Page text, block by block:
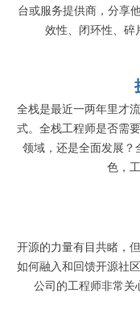
台或服务提供商，分享
效性、闭环性、碎
全栈是最近一两年里才
式。全栈工程师是否需
领域，还是全面发展？
色，
开源的力量有目共睹，
如何融入和回馈开源社
公司的工程师非常关